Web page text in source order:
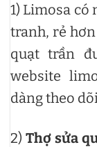
1) Limosa có
tranh, rẻ hơn
quạt trần
website
dàng theo
2) Thợ sửa